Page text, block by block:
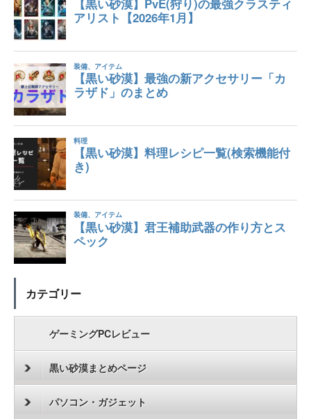
カテゴリー
ゲーミングPCレビュー
黒い砂漠まとめページ
パソコン・ガジェット